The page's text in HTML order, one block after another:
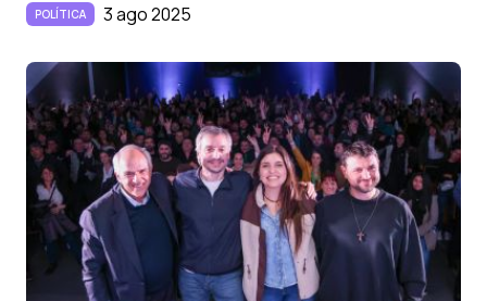
POLÍTICA 3 ago 2025